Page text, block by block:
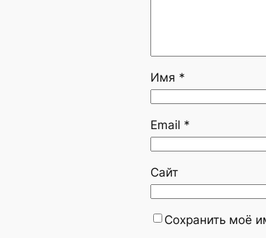
Имя *
Email *
Сайт
Сохранить моё